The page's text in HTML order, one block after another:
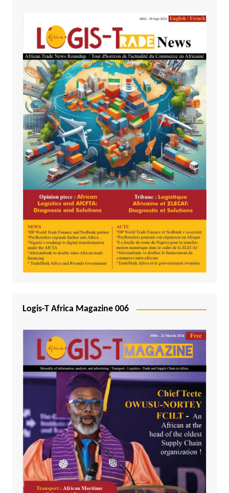
Logis-T Africa Magazine 006